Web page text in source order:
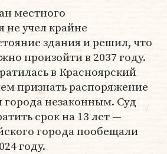
местного
не учел крайне
здания и решил, что
произойти в 2037 году.
в Красноярский
признать распоряжение
незаконным. Суд
срок на 13 лет —
города пообещали
году.